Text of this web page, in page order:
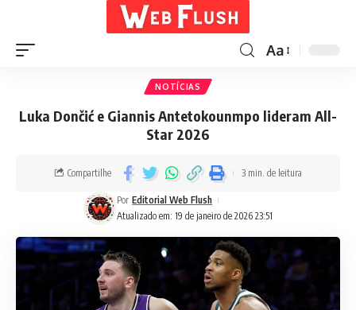
Aa
NOTÍCIAS
Luka Dončić e Giannis Antetokounmpo lideram All-
Star 2026
Atualizado em: 19 de janeiro de 2026 23:51
Por Editorial Web Flush
Compartilhe 3 min. de leitura